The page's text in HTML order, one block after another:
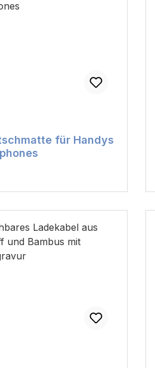
für Handys
Preis: